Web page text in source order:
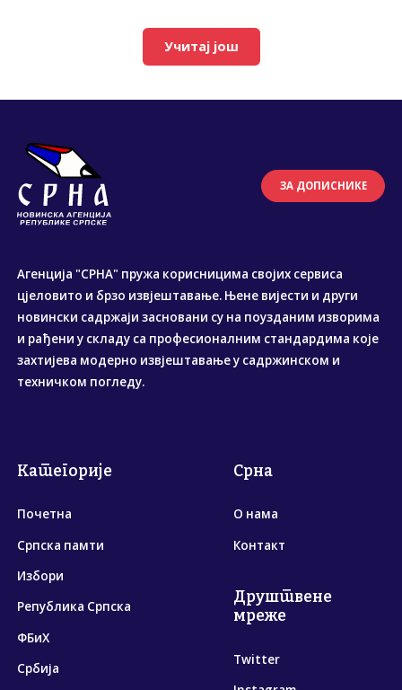
Учитај још
ЗА ДОПИСНИКЕ
Агенција "СРНА" пружа корисницима својих сервиса
цјеловито и брзо извјештавање. Њене вијести и други
новински садржаји засновани су на поузданим изворима
и рађени у складу са професионалним стандардима које
захтијева модерно извјештавање у садржинском и
техничком погледу.
Категорије
Почетна
Српска памти
Избори
Република Српска
ФБиХ
Србија
Срна
О нама
Контакт
Друштвене
мреже
Twitter